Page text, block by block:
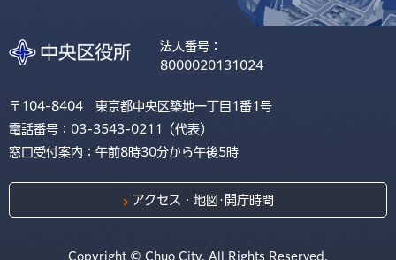
法人番号：
8000020131024
〒104-8404 東京都中央区築地一丁目1番1号
電話番号：03-3543-0211（代表）
窓口受付案内：午前8時30分から午後5時
アクセス・地図･開庁時間
Copyright © Chuo City. All Rights Reserved.